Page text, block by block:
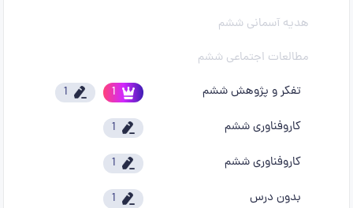
هدیه آسمانی ششم
مطالعات اجتماعی ششم
تفکر و پژوهش ششم
1
1
کاروفناوری ششم 1
کاروفناوری ششم 1
بدون درس 1